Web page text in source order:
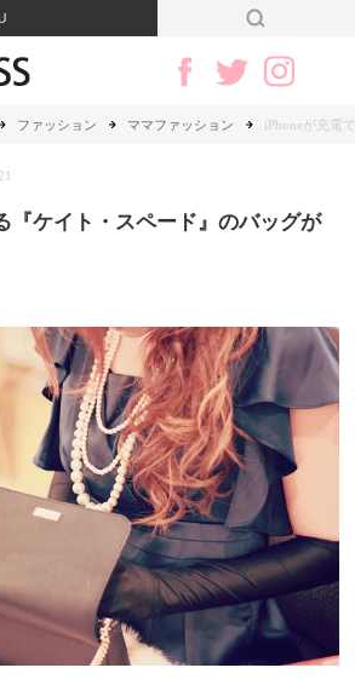
ファッション ママファッション iPhoneが充電
『ケイト・スペード』のバッグが